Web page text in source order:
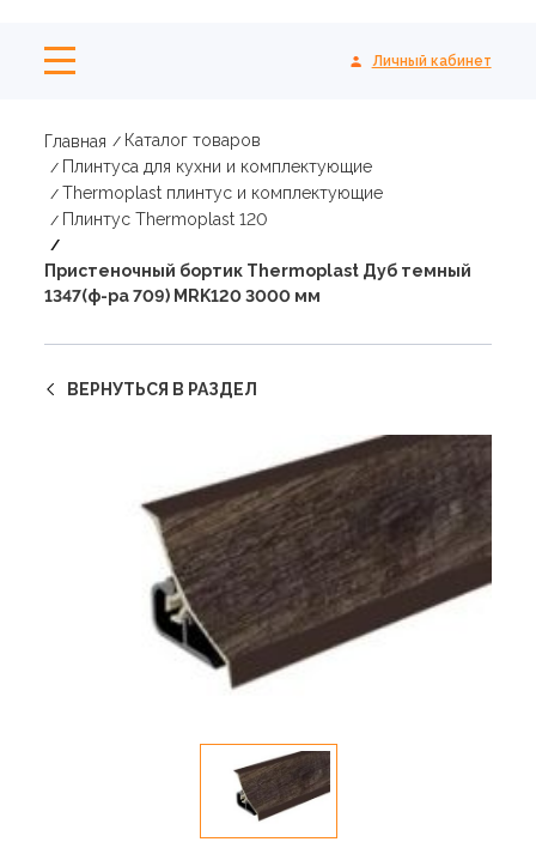
Личный кабинет
Главная
Каталог товаров
Плинтуса для кухни и комплектующие
Thermoplast плинтус и комплектующие
Плинтус Thermoplast 120
Пристеночный бортик Thermoplast Дуб темный
1347(ф-ра 709) MRK120 3000 мм
ВЕРНУТЬСЯ В РАЗДЕЛ